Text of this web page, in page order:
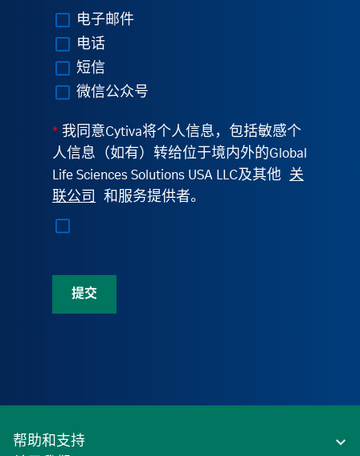
电子邮件
电话
短信
微信公众号
* 我同意Cytiva将个人信息，包括敏感个
人信息（如有）转给位于境内外的Global
Life Sciences Solutions USA LLC及其他
关
联公司
和服务提供者。
提交
帮助和支持